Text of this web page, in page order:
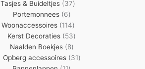
producten
Tasjes & Buideltjes 3737
Portemonnees 66
producten
Woonaccessoires 114114
producten
Kerst Decoraties 5353
producten
Naalden Boekjes 88
producten
Opberg accessoires 3131